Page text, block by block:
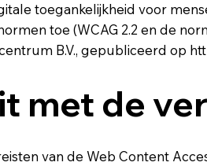
toegankelijkheid voor
toe (WCAG 2.2 en de
B.V., gepubliceerd op
met de
van de Web Content